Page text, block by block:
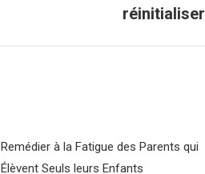
réinitialiser
Remédier à la Fatigue des Parents qui
Élèvent Seuls leurs Enfants